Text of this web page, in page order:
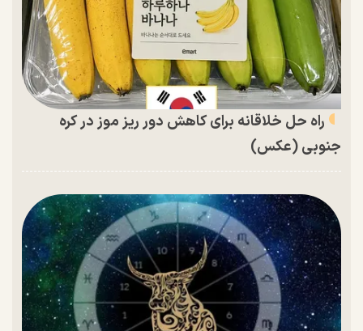
راه حل خلاقانه برای کاهش دور ریز موز در کره
جنوبی (عکس)